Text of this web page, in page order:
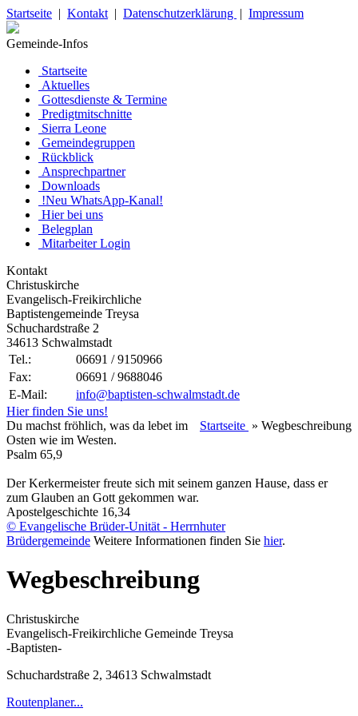
Startseite | Kontakt | Datenschutzerklärung | Impressum
Gemeinde-Infos
Startseite
Aktuelles
Gottesdienste & Termine
Predigtmitschnitte
Sierra Leone
Gemeindegruppen
Rückblick
Ansprechpartner
Downloads
!Neu WhatsApp-Kanal!
Hier bei uns
Belegplan
Mitarbeiter Login
Kontakt
Christuskirche
Evangelisch-Freikirchliche
Baptistengemeinde Treysa
Schuchardstraße 2
34613 Schwalmstadt
Tel.:
06691 / 9150966
Fax:
06691 / 9688046
E-Mail:
info@baptisten-schwalmstadt.de
Hier finden Sie uns!
Wegbeschreibung
Startseite »
Du machst fröhlich, was da lebet im
Osten wie im Westen.
Psalm 65,9
Der Kerkermeister freute sich mit seinem ganzen Hause, dass er
zum Glauben an Gott gekommen war.
Apostelgeschichte 16,34
© Evangelische Brüder-Unität - Herrnhuter
Brüdergemeinde Weitere Informationen finden Sie hier.
Wegbeschreibung
Christuskirche
Evangelisch-Freikirchliche Gemeinde Treysa
-Baptisten-
Schuchardstraße 2, 34613 Schwalmstadt
Routenplaner...